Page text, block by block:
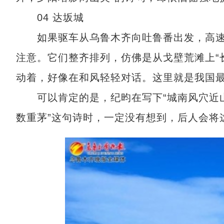
04 达坂城
如果驱车从乌鲁木齐向吐鲁番出发，高
注意。它们整齐排列，仿佛是从戈壁荒滩上
动着，好像在和风轻轻对话。这里就是我
可以肯定的是，纪昀在写下“城南风穴近
数重茅”这句诗时，一定没有想到，后人会